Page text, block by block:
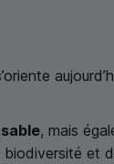
, mais
et